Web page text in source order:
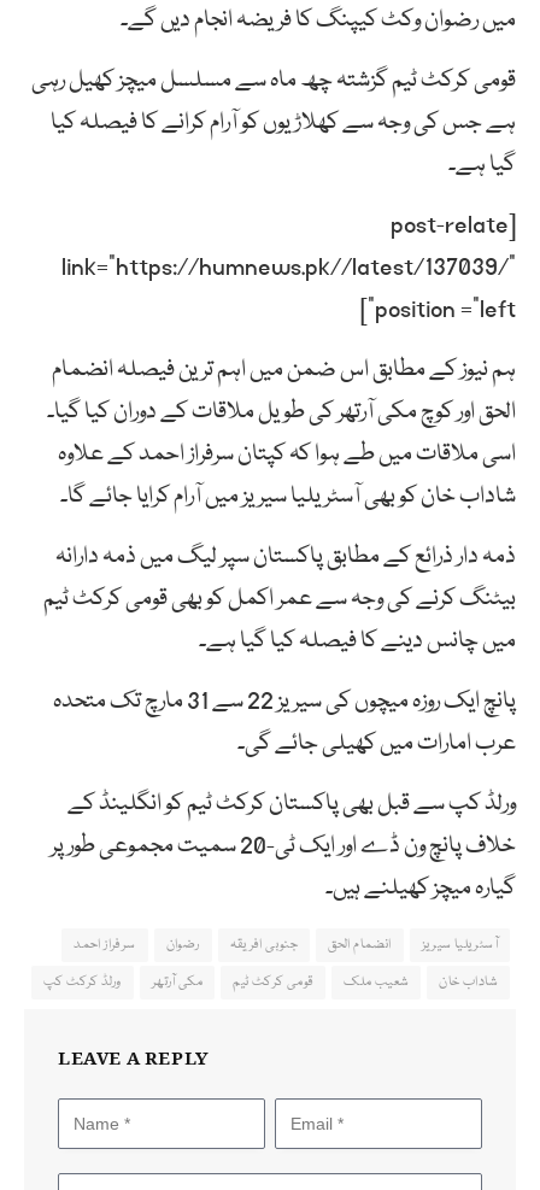
میں رضوان وکٹ کیپنگ کا فریضہ انجام دیں گے۔
قومی کرکٹ ٹیم گزشتہ چھ ماہ سے مسلسل میچز کھیل رہی
ہے جس کی وجہ سے کھلاڑیوں کو آرام کرانے کا فیصلہ کیا
گیا ہے۔
[post-relate
link=”https://humnews.pk//latest/137039/”
position =”left”]
ہم نیوز کے مطابق اس ضمن میں اہم ترین فیصلہ انضمام
الحق اور کوچ مکی آرتھر کی طویل ملاقات کے دوران کیا گیا۔
اسی ملاقات میں طے ہوا کہ کپتان سرفراز احمد کے علاوہ
شاداب خان کو بھی آسٹریلیا سیریز میں آرام کرایا جائے گا۔
ذمہ دار ذرائع کے مطابق پاکستان سپر لیگ میں ذمہ دارانہ
بیٹنگ کرنے کی وجہ سے عمر اکمل کو بھی قومی کرکٹ ٹیم
میں چانس دینے کا فیصلہ کیا گیا ہے۔
پانچ ایک روزہ میچوں کی سیریز 22 سے 31 مارچ تک متحدہ
عرب امارات میں کھیلی جائے گی۔
ورلڈ کپ سے قبل بھی پاکستان کرکٹ ٹیم کو انگلینڈ کے
خلاف پانچ ون ڈے اور ایک ٹی-20 سمیت مجموعی طور پر
گیارہ میچز کھیلنے ہیں۔
آسٹریلیا سیریز انضمام الحق جنوبی افریقہ رضوان
سرفراز احمد
شاداب خان
شعیب ملک قومی کرکٹ ٹیم مکی آرتھر ورلڈ کرکٹ کپ
LEAVE A REPLY